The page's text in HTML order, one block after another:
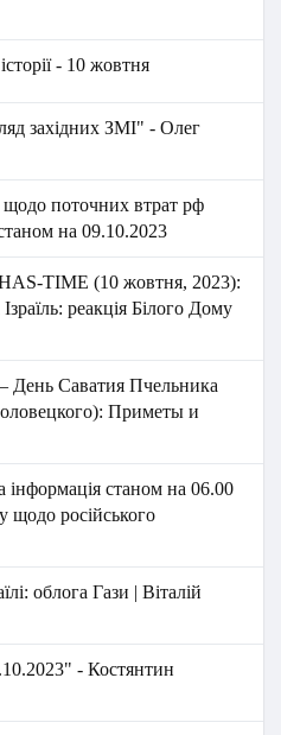
- 10 жовтня
західних ЗМІ" - Олег
щодо поточних втрат рф
на 09.10.2023
TIME (10 жовтня, 2023):
реакція Білого Дому
День Саватия Пчельника
Приметы и
інформація станом на 06.00
щодо російського
облога Гази | Віталій
- Костянтин